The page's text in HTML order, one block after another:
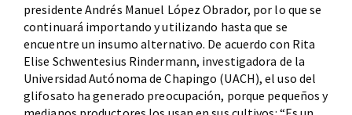
presidente Andrés Manuel López Obrador, por lo que se
continuará importando y utilizando hasta que se
encuentre un insumo alternativo. De acuerdo con Rita
Elise Schwentesius Rindermann, investigadora de la
Universidad Autónoma de Chapingo (UACH), el uso del
glifosato ha generado preocupación, porque pequeños y